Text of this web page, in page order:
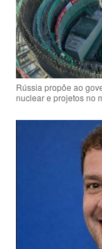
Rússia propõe ao
nuclear e projetos no